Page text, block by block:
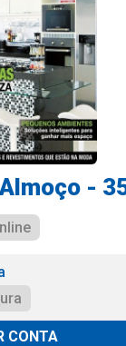
-
CONTA